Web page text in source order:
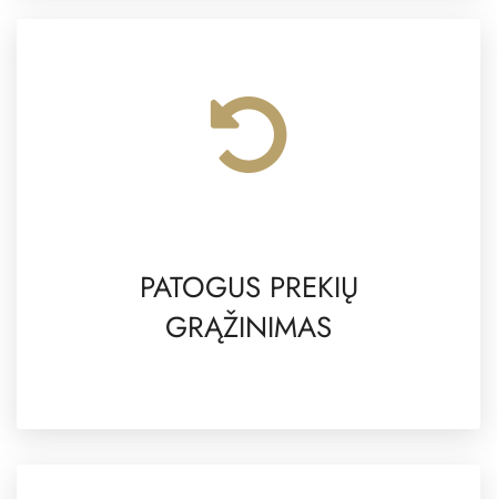
PATOGUS PREKIŲ
GRĄŽINIMAS